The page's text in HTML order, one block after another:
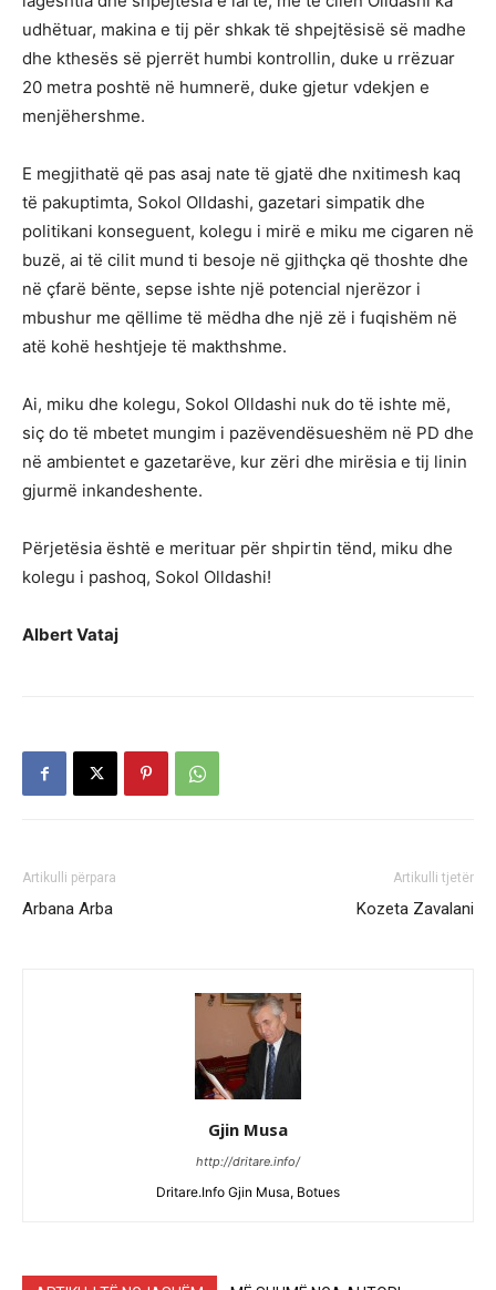
udhëtuar, makina e tij për shkak të shpejtësisë së madhe
dhe kthesës së pjerrët humbi kontrollin, duke u rrëzuar
20 metra poshtë në humnerë, duke gjetur vdekjen e
menjëhershme.
E megjithatë që pas asaj nate të gjatë dhe nxitimesh kaq
të pakuptimta, Sokol Olldashi, gazetari simpatik dhe
politikani konseguent, kolegu i mirë e miku me cigaren në
buzë, ai të cilit mund ti besoje në gjithçka që thoshte dhe
në çfarë bënte, sepse ishte një potencial njerëzor i
mbushur me qëllime të mëdha dhe një zë i fuqishëm në
atë kohë heshtjeje të makthshme.
Ai, miku dhe kolegu, Sokol Olldashi nuk do të ishte më,
siç do të mbetet mungim i pazëvendësueshëm në PD dhe
në ambientet e gazetarëve, kur zëri dhe mirësia e tij linin
gjurmë inkandeshente.
Përjetësia është e merituar për shpirtin tënd, miku dhe
kolegu i pashoq, Sokol Olldashi!
Albert Vataj
Artikulli përpara
Arbana Arba
Artikulli tjetër
Kozeta Zavalani
Gjin Musa
http://dritare.info/
Dritare.Info Gjin Musa, Botues